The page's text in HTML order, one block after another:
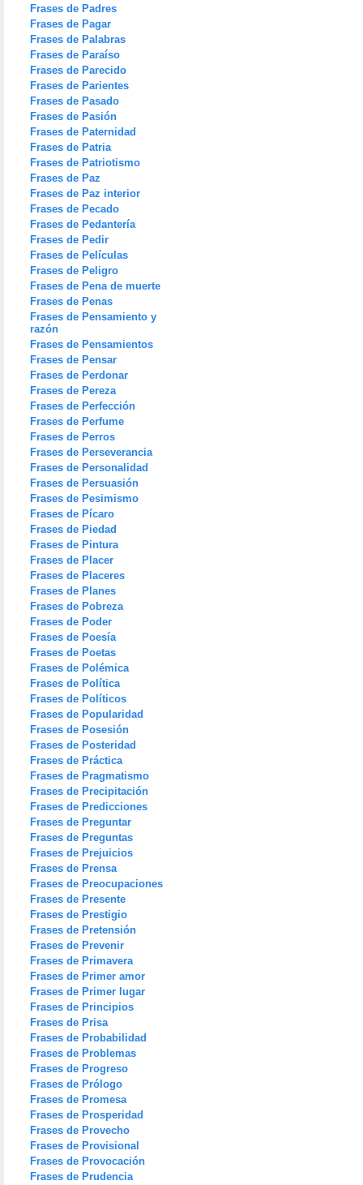
Frases de Padres
Frases de Pagar
Frases de Palabras
Frases de Paraíso
Frases de Parecido
Frases de Parientes
Frases de Pasado
Frases de Pasión
Frases de Paternidad
Frases de Patria
Frases de Patriotismo
Frases de Paz
Frases de Paz interior
Frases de Pecado
Frases de Pedantería
Frases de Pedir
Frases de Películas
Frases de Peligro
Frases de Pena de muerte
Frases de Penas
Frases de Pensamiento y
razón
Frases de Pensamientos
Frases de Pensar
Frases de Perdonar
Frases de Pereza
Frases de Perfección
Frases de Perfume
Frases de Perros
Frases de Perseverancia
Frases de Personalidad
Frases de Persuasión
Frases de Pesimismo
Frases de Pícaro
Frases de Piedad
Frases de Pintura
Frases de Placer
Frases de Placeres
Frases de Planes
Frases de Pobreza
Frases de Poder
Frases de Poesía
Frases de Poetas
Frases de Polémica
Frases de Política
Frases de Políticos
Frases de Popularidad
Frases de Posesión
Frases de Posteridad
Frases de Práctica
Frases de Pragmatismo
Frases de Precipitación
Frases de Predicciones
Frases de Preguntar
Frases de Preguntas
Frases de Prejuicios
Frases de Prensa
Frases de Preocupaciones
Frases de Presente
Frases de Prestigio
Frases de Pretensión
Frases de Prevenir
Frases de Primavera
Frases de Primer amor
Frases de Primer lugar
Frases de Principios
Frases de Prisa
Frases de Probabilidad
Frases de Problemas
Frases de Progreso
Frases de Prólogo
Frases de Promesa
Frases de Prosperidad
Frases de Provecho
Frases de Provisional
Frases de Provocación
Frases de Prudencia